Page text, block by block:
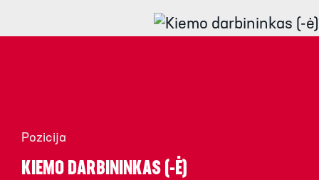
Pozicija
KIEMO DARBININKAS (-Ė)